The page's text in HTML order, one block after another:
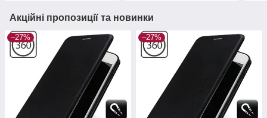
Акційні пропозиції та новинки
–27% –27%